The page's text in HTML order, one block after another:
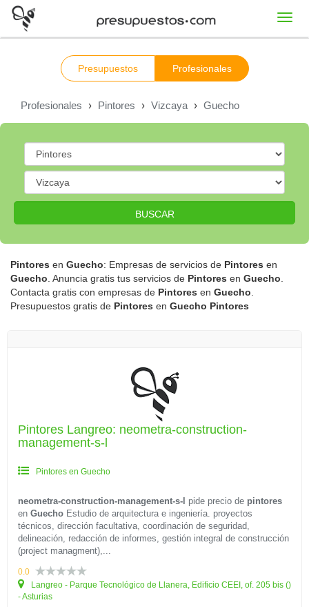
Presupuestos Profesionales
Profesionales › Pintores › Vizcaya › Guecho
BUSCAR
Pintores en Guecho: Empresas de servicios de Pintores en
Guecho . Anuncia gratis tus servicios de Pintores en Guecho
Contacta gratis con empresas de Pintores en Guecho
Presupuestos gratis de Pintores en Guecho Pintores
Pintores Langreo: neometra-construction-
management-s-l
Pintores en Guecho
neometra-construction-management-s-l pide precio de pintores
en Guecho Estudio de arquitectura e ingeniería. proyectos
técnicos, dirección facultativa, coordinación de seguridad,
delineación, redacción de informes, gestión integral de construcción
(project managment),...
0.0
Langreo - Parque Tecnológico de Llanera, Edificio CEEI, of. 205 bis ()
- Asturias